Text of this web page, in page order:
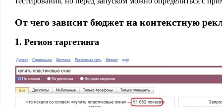
От чего зависит бюджет на контекстную
1. Регион таргетинга